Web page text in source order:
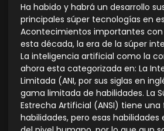
Ha habido y habrá un desarrollo
principales súper tecnologías en
Acontecimientos importantes con
esta década, la era de la súper
La inteligencia artificial como la
ahora esta categorizada en: La
Limitada (ANI, por sus siglas en
gama limitada de habilidades. La
Estrecha Artificial (ANSI) tiene
habilidades, pero esas